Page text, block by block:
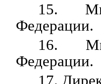
15.
Федерации.
16.
Федерации.
17.